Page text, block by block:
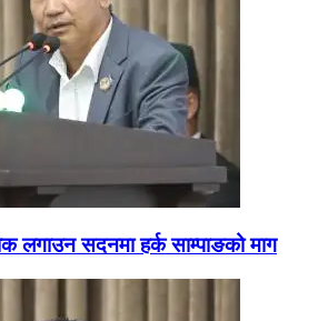
लगाउन सदनमा हर्क साम्पाङको माग